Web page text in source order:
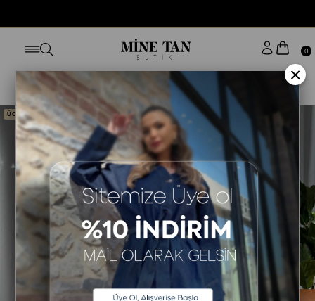
0
Anasayfa ALT GİYİM PANTOLON
ÜCRETSİZ KARGO
×